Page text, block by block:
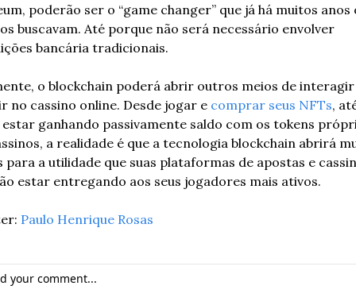
poderão ser o “game changer” que já há muitos anos
buscavam. Até porque não será necessário envolver
bancária tradicionais.
o blockchain poderá abrir outros meios de interagir
no cassino online. Desde jogar e comprar seus NFTs,
ganhando passivamente saldo com os tokens
a realidade é que a tecnologia blockchain abrirá
para a utilidade que suas plataformas de apostas e
estar entregando aos seus jogadores mais ativos.
Paulo Henrique Rosas